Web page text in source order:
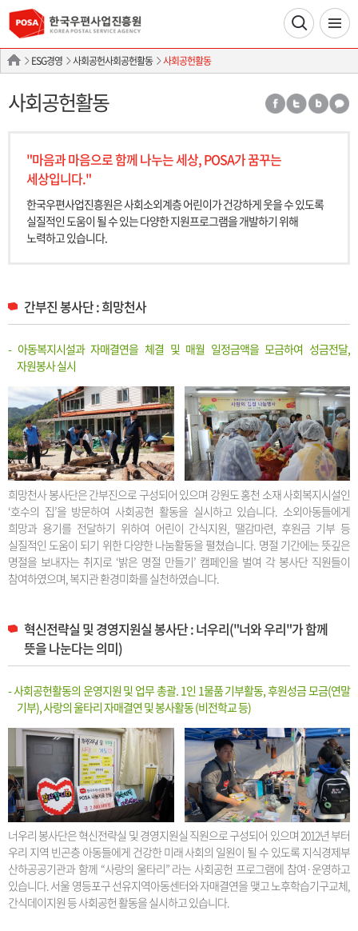
ESG경영 사회공헌사회공헌활동 사회공헌활동
사회공헌활동
"마음과 마음으로 함께 나누는 세상, POSA가 꿈꾸는
세상입니다."
한국우편사업진흥원은 사회소외계층 어린이가 건강하게 웃을 수 있도록
실질적인도움이 될 수 있는 다양한 지원프로그램을 개발하기 위해
노력하고 있습니다.
간부진 봉사단 : 희망천사
- 아동복지시설과 자매결연을 체결 및 매월 일정금액을 모금하여 성금전달,
자원봉사 실시
희망천사 봉사단은 간부진으로 구성되어 있으며 강원도 홍천 소재 사회복지시설인
‘호수의 집’을 방문하여 사회공헌 활동을 실시하고 있습니다. 소외아동들에게
희망과 용기를 전달하기 위하여 어린이 간식지원, 땔감마련, 후원금 기부 등
실질적인 도움이 되기 위한 다양한 나눔활동을 펼쳤습니다. 명절 기간에는 뜻깊은
명절을 보내자는 취지로 ‘밝은 명절 만들기’ 캠페인을 벌여 각 봉사단 직원들이
참여하였으며, 복지관 환경미화를 실천하였습니다.
혁신전략실 및 경영지원실 봉사단 : 너우리("너와 우리"가 함께
뜻을 나눈다는 의미)
- 사회공헌활동의 운영지원 및 업무 총괄. 1인 1물품 기부활동, 후원성금 모금(연말
기부), 사랑의 울타리 자매결연 및 봉사활동 (비전학교 등)
너우리 봉사단은 혁신전략실 및 경영지원실 직원으로 구성되어 있으며 2012년 부터
우리 지역 빈곤층 아동들에게 건강한 미래 사회의 일원이 될 수 있도록 지식경제부
산하공공기관과 함께 “사랑의 울타리” 라는 사회공헌 프로그램에 참여·운영하고
있습니다. 서울 영등포구 선유지역아동센터와 자매결연을 맺고 노후학습기구교체,
간식데이지원 등 사회공헌 활동을 실시하고 있습니다.